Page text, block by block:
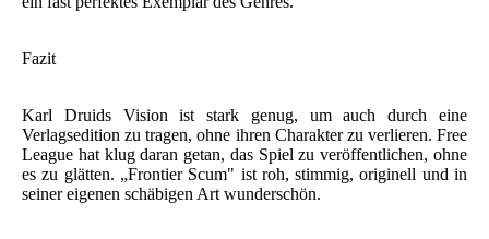
Fazit
Karl Druids Vision ist stark genug, um auch durch eine
Verlagsedition zu tragen, ohne ihren Charakter zu verlieren. Free
League hat klug daran getan, das Spiel zu veröffentlichen, ohne
es zu glätten. „Frontier Scum" ist roh, stimmig, originell und in
seiner eigenen schäbigen Art wunderschön.